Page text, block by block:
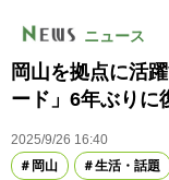
ニュース
岡山を拠点に活
ード」6年ぶり
2025/9/26 16:40
岡山
生活・話題